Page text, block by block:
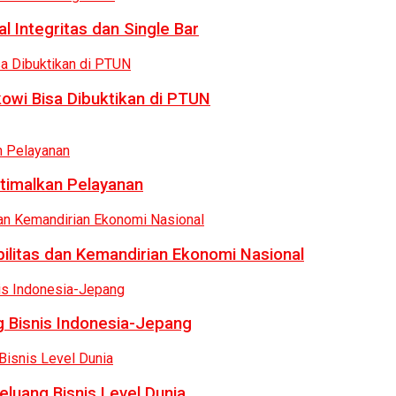
Integritas dan Single Bar
Bisa Dibuktikan di PTUN
Pelayanan
dan Kemandirian Ekonomi Nasional
Bisnis Indonesia-Jepang